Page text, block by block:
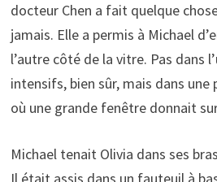
docteur Chen a fait quelque
jamais. Elle a permis à Michael
l’autre côté de la vitre. Pas dans
intensifs, bien sûr, mais dans
où une grande fenêtre donnait
Michael tenait Olivia dans ses